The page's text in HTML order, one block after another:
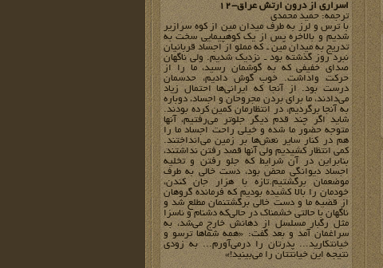
اسراری از درون ارتش عراق-12
ترجمه: حمید محمدی
با ترس و لرز به طرف میدان مین از کوه سرازیر
شدیم و بالاخره پس از یک کوهپیمایی سخت به
تدریج به میدان مین ـ که مملو از اجساد قربانیان
نبرد روز گذشته بود ـ نزدیک شدیم. ولی ناگهان
صدای خفیفی که به گوشمان رسید،‌ ما را از
حرکت واداشت. خوب گوش دادیم،‌ حدسمان
درست بود. از آنجا که ایرانی‌ها احتمال زیاد
می‌دادند، ‌ما برای بردن مجروحان و اجساد، دوباره
به آنجا برگردیم، در انتظارمان کمین کرده بودند.
شاید اگر چند قدم دیگر جلوتر می‌رفتیم، آنها
متوجه حضور ما شده و خیلی راحت اجساد ما را
هم در کنار سایر نعش‌ها بر زمین می‌انداختند.
کمی انتظار کشیدیم ولی آنها قصد رفتن نداشتند،
بنابراین در آن شرایط که جلو رفتن و تخلیه
اجساد دیوانگی محض بود، دست خالی به طرف
موضعمان برگشتیم.تازه با هزار جان کندن،
خودمان را بالا کشیده بودیم که فرمانده گروهان
از قضیه ما و دست خالی برگشتنمان مطلع شد و
ناگهان با حالتی خشمناک در حالی‌که دشنام و ناسزا
مثل رگبار مسلسل از دهانش خارج می‌شد، به
سراغمان آمد و بعد گفت: «همه شماها ترسو و
خیانتکارید... پدرتان را درمی‌آورم... به زودی
نتیجه این خیانتتان را می‌بینید!»